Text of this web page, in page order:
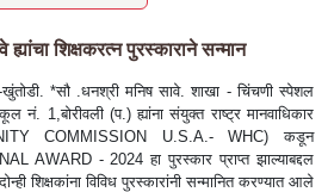
शिक्षकरत्न पुरस्काराने सन्मान
*सौ .धनश्री मनिष सावे. शाखा - चिंचणी स्पेशल
नं. 1,बोरीवली (प.) ह्यांना संयुक्त राष्ट्र मानवाधिकार
COMMISSION U.S.A.- WHC) कडून
AWARD - 2024 हा पुरस्कार प्राप्त झाल्याबद्दल
शिक्षकांना विविध पुरस्कारांनी सन्मानित करण्यात आले